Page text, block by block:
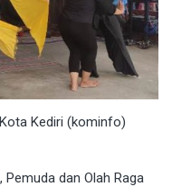
Kediri (kominfo)
Pemuda dan Olah Raga